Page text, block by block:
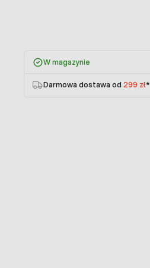
W magazynie
Darmowa dostawa od 299 zł*